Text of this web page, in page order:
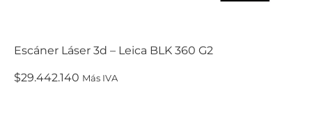
Escáner Láser 3d – Leica BLK 360 G2
$29.442.140 Más IVA